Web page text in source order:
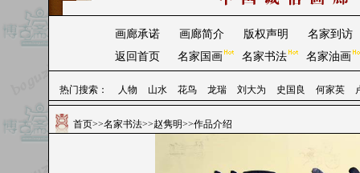
画廊承诺 画廊简介 版权声明
名家到访
返回首页
名家国画 名家书法 名家油画
热门搜索： 人物 山水 花鸟 龙瑞 刘大为 史国良 何家英
首页>>名家书法>>赵隽明>>作品介绍